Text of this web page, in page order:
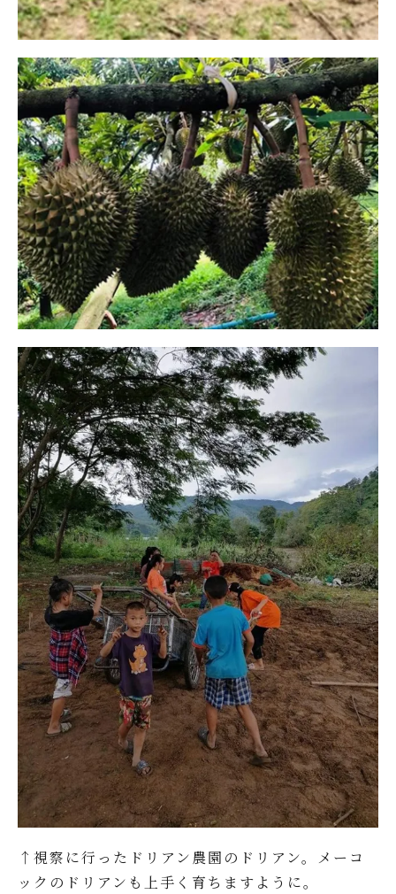
↑視察に行ったドリアン農園のドリアン。メーコ
ックのドリアンも上手く育ちますように。